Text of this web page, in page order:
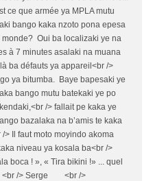
ce que armée ya MPLA mutu
bango kaka nzoto pona epesa
Oui ba localizaki ye na
à 7 minutes asalaki na muana
ba défauts ya appareil<br />
ya bitumba. Baye bapesaki ye
bango mutu batekaki ye po
/> fallait pe kaka ye
bazalaka na b’amis te kaka
> Il faut moto moyindo akoma
niveau ya kosala ba<br />
boca ! », « Tira bikini !» ... quel
<br /> Serge <br />